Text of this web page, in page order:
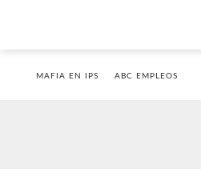
MAFIA EN IPS ABC EMPLEOS